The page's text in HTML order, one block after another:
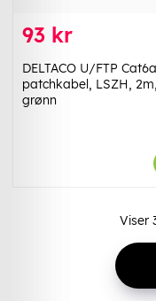
93 kr
DELTACO U/FTP Cat6a
patchkabel, LSZH, 2m,
grønn
Viser